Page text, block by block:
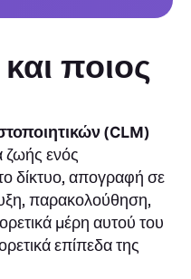
ποιος
(CLM)
ζωής ενός
δίκτυο, απογραφή σε
παρακολούθηση,
μέρη αυτού του
επίπεδα της